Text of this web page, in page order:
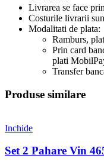
Livrarea se face
Costurile livrarii
Modalitati de plata:
Ramburs,
Prin card
plati
Transfer
Produse similare
Inchide
Set 2 Pahare Vin